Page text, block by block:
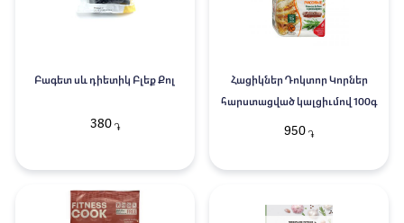
Բագետ սև դիետիկ Բլեք Քոլ
380֏
Հացիկներ Դոկտոր Կորներ
հարստացված կալցիւմով 100գ
950 ֏